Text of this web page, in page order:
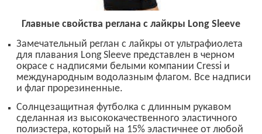
Главные свойства реглана с лайкры Long Sleeve
Замечательный реглан с лайкры от ультрафиолета
для плавания Long Sleeve представлен в черном
окрасе с надписями белыми компании Cressi и
международным водолазным флагом. Все надписи
и флаг прорезиненные.
Солнцезащитная футболка с длинным рукавом
сделанная из высококачественного эластичного
полиэстера, который на 15% эластичнее от любой